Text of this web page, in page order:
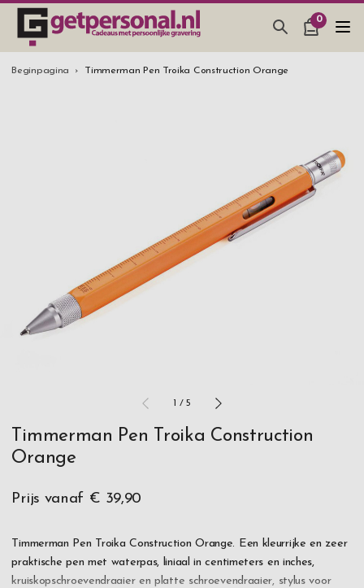
0
CADEAUS & GADGETS
Beginpagina Timmerman Pen Troika Construction Orange
1 /5
Timmerman Pen Troika Construction
Orange
Prijs vanaf € 39,90
Timmerman Pen Troika Construction Orange. Een kleurrijke en zeer
praktische pen met waterpas, liniaal in centimeters en inches,
kruiskopschroevendraaier en platte schroevendraaier, stylus voor